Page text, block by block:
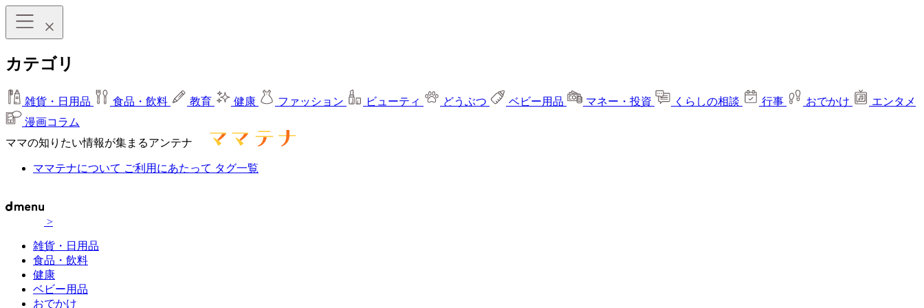
カテゴリ
雑貨・日用品 食品・飲料 教育 健康 ファッション ビューティ どうぶつ ベビー用品 マネー・投資 くらしの相談 行事 おでかけ
エンタメ
漫画コラム
ママの知りたい情報が集まるアンテナ
ママテナについて ご利用にあたって タグ一覧
>
雑貨・日用品
食品・飲料
健康
ベビー用品
おでかけ